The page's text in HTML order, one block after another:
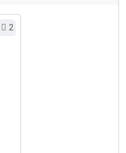
2